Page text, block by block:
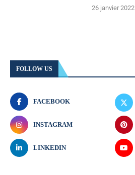
26 janvier 2022
FOLLOW US
FACEBOOK
INSTAGRAM
LINKEDIN